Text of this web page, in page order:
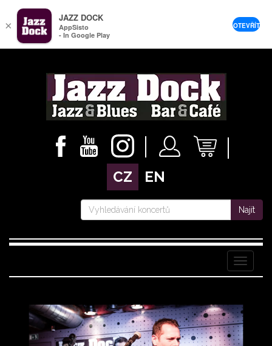
CZ EN
Najít
Menu
×
JAZZ DOCK
AppSisto
- In Google Play
OTEVŘÍT